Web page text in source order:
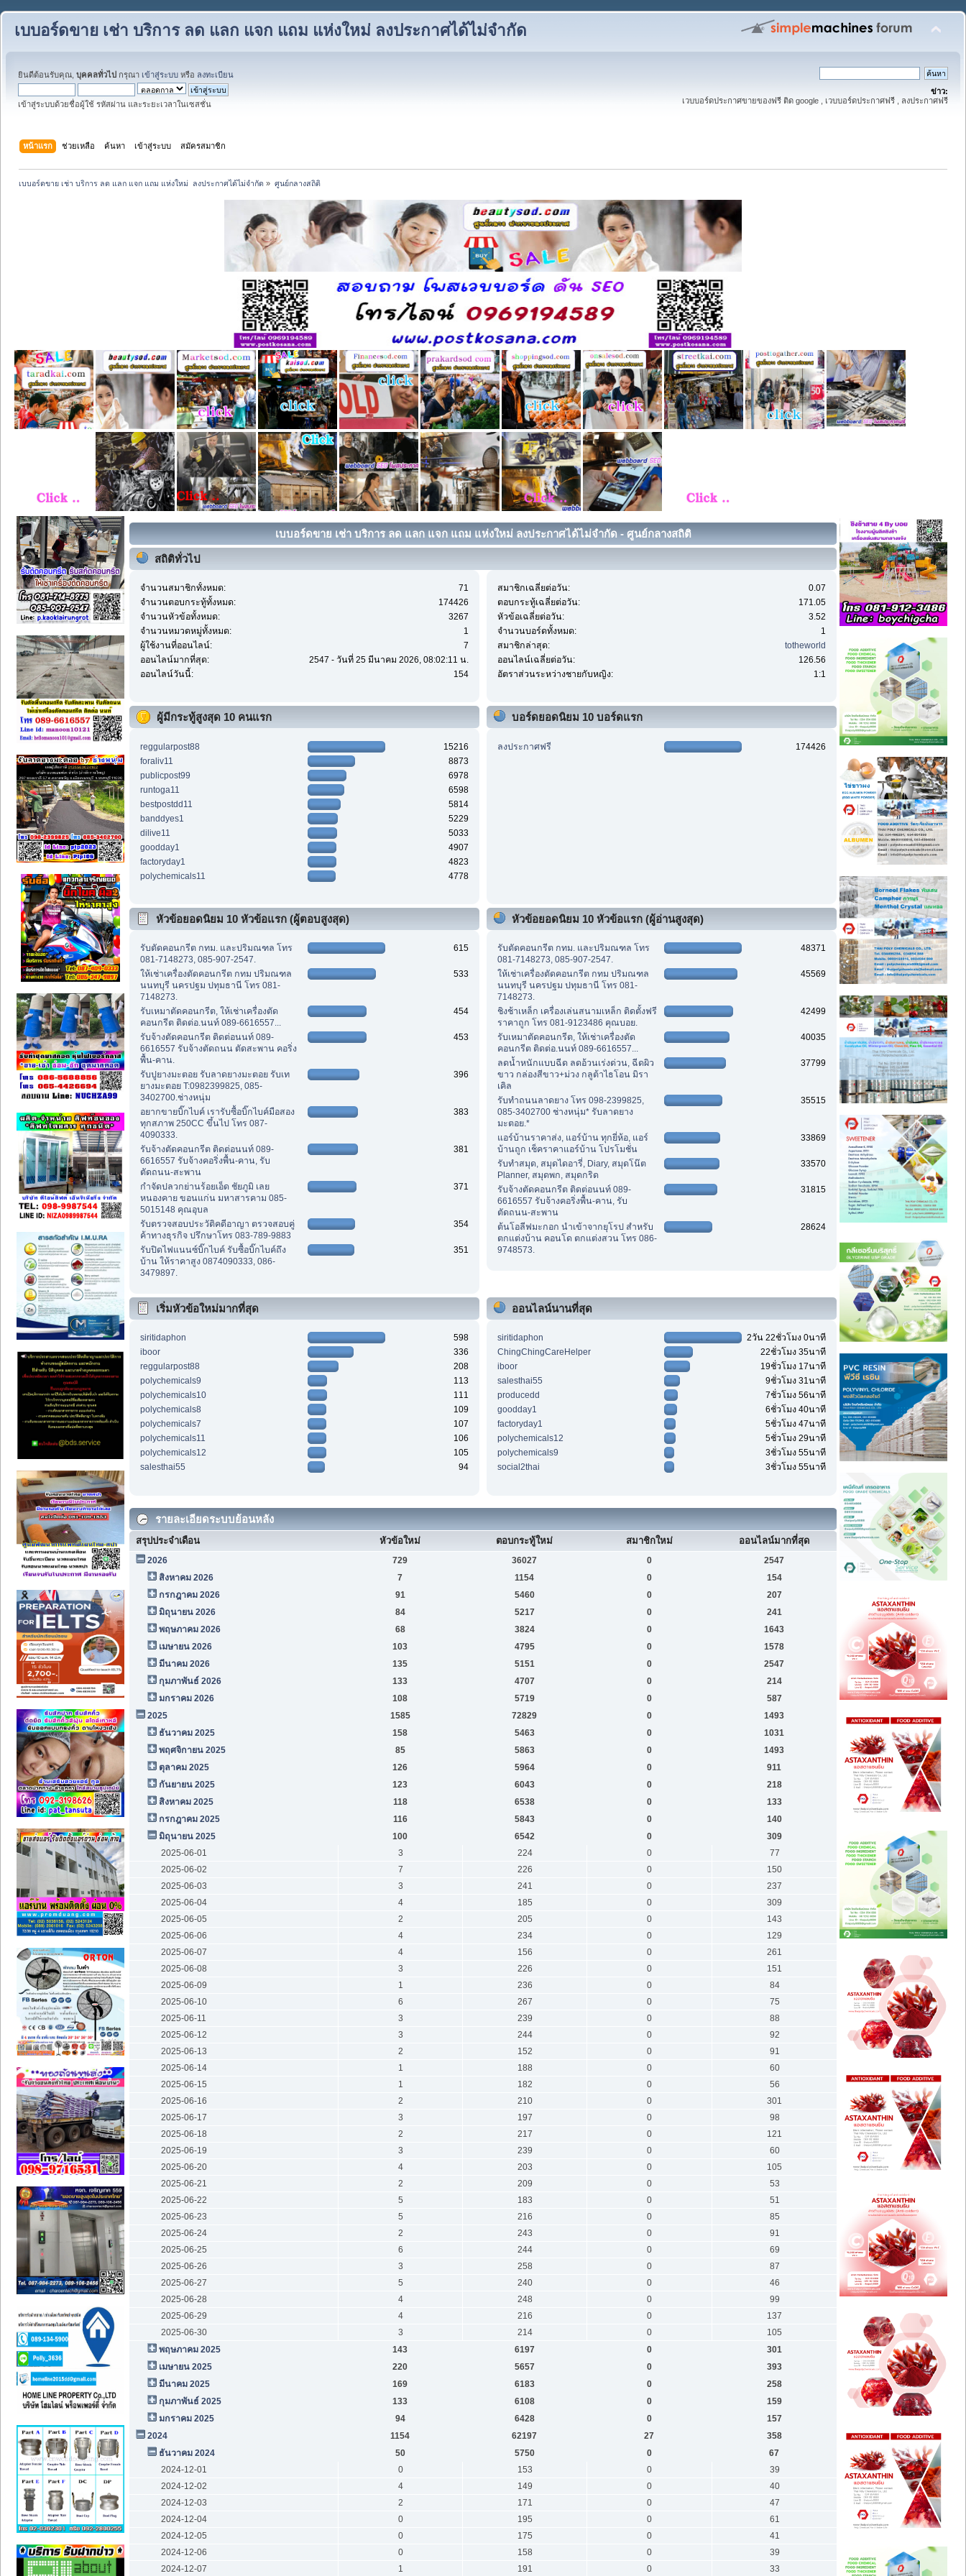
เบบอร์ดขาย เช่า บริการ ลด แลก แจก แถม แห่งใหม่ ลงประกาศได้ไม่จำกัด
ยินดีต้อนรับคุณ, บุคคลทั่วไป กรุณา เข้าสู่ระบบ หรือ ลงทะเบียน
เข้าสู่ระบบด้วยชื่อผู้ใช้ รหัสผ่าน และระยะเวลาในเซสชั่น
ข่าว:
เวบบอร์ดประกาศขายของฟรี ติด google , เวบบอร์ดประกาศฟรี , ลงประกาศฟรี
หน้าแรก ช่วยเหลือ ค้นหา เข้าสู่ระบบ สมัครสมาชิก
เบบอร์ดขาย เช่า บริการ ลด แลก แจก แถม แห่งใหม่  ลงประกาศได้ไม่จำกัด » ศูนย์กลางสถิติ
เบบอร์ดขาย เช่า บริการ ลด แลก แจก แถม แห่งใหม่ ลงประกาศได้ไม่จำกัด - ศูนย์กลางสถิติ
สถิติทั่วไป
จำนวนสมาชิกทั้งหมด:
71
จำนวนตอบกระทู้ทั้งหมด:
174426
จำนวนหัวข้อทั้งหมด:
3267
จำนวนหมวดหมู่ทั้งหมด:
1
ผู้ใช้งานที่ออนไลน์:
7
ออนไลน์มากที่สุด:
2547 - วันที่ 25 มีนาคม 2026, 08:02:11 น.
ออนไลน์วันนี้:
154
สมาชิกเฉลี่ยต่อวัน:
0.07
ตอบกระทู้เฉลี่ยต่อวัน:
171.05
หัวข้อเฉลี่ยต่อวัน:
3.52
จำนวนบอร์ดทั้งหมด:
1
สมาชิกล่าสุด:
totheworld
ออนไลน์เฉลี่ยต่อวัน:
126.56
อัตราส่วนระหว่างชายกับหญิง:
1:1
ผู้มีกระทู้สูงสุด 10 คนแรก
reggularpost88
15216
foraliv11
8873
publicpost99
6978
runtoga11
6598
bestpostdd11
5814
banddyes1
5229
dilive11
5033
goodday1
4907
factoryday1
4823
polychemicals11
4778
บอร์ดยอดนิยม 10 บอร์ดแรก
ลงประกาศฟรี 174426
หัวข้อยอดนิยม 10 หัวข้อแรก (ผู้ตอบสูงสุด)
รับตัดคอนกรีต กทม. และปริมณฑล โทร
081-7148273, 085-907-2547.
615
ให้เช่าเครื่องตัดคอนกรีต กทม ปริมณฑล
นนทบุรี นครปฐม ปทุมธานี โทร 081-
7148273.
533
รับเหมาตัดคอนกรีต, ให้เช่าเครื่องตัด
คอนกรีต ติดต่อ.นนท์ 089-6616557...
454
รับจ้างตัดคอนกรีต ติดต่อนนท์ 089-
6616557 รับจ้างตัดถนน ตัดสะพาน คอริ่ง
พื้น-คาน.
453
รับปูยางมะตอย รับลาดยางมะตอย รับเท
ยางมะตอย T:0982399825, 085-
3402700.ช่างหนุ่ม
396
อยากขายบิ๊กไบค์ เรารับซื้อบิ๊กไบค์มือสอง
ทุกสภาพ 250CC ขึ้นไป โทร 087-
4090333.
383
รับจ้างตัดคอนกรีต ติดต่อนนท์ 089-
6616557 รับจ้างคอริ่งพื้น-คาน, รับ
ตัดถนน-สะพาน
381
กำจัดปลวกย่านร้อยเอ็ด ชัยภูมิ เลย
หนองคาย ขอนแก่น มหาสารคาม 085-
5015148 คุณอุบล
371
รับตรวจสอบประวัติคดีอาญา ตรวจสอบคู่
ค้าทางธุรกิจ ปรึกษาโทร 083-789-9883
354
รับปิดไฟแนนซ์บิ๊กไบค์ รับซื้อบิ๊กไบค์ถึง
บ้าน ให้ราคาสูง 0874090333, 086-
3479897.
351
หัวข้อยอดนิยม 10 หัวข้อแรก (ผู้อ่านสูงสุด)
รับตัดคอนกรีต กทม. และปริมณฑล โทร
081-7148273, 085-907-2547.
48371
ให้เช่าเครื่องตัดคอนกรีต กทม ปริมณฑล
นนทบุรี นครปฐม ปทุมธานี โทร 081-
7148273.
45569
ชิงช้าเหล็ก เครื่องเล่นสนามเหล็ก ติดตั้งฟรี
ราคาถูก โทร 081-9123486 คุณบอย.
42499
รับเหมาตัดคอนกรีต, ให้เช่าเครื่องตัด
คอนกรีต ติดต่อ.นนท์ 089-6616557...
40035
ลดน้ำหนักแบบฉีด ลดอ้วนเร่งด่วน, ฉีดผิว
ขาว กล่องสีขาว+ม่วง กลูต้าไธโอน มิรา
เคิล
37799
รับทำถนนลาดยาง โทร 098-2399825,
085-3402700 ช่างหนุ่ม* รับลาดยาง
มะตอย.*
35515
แอร์บ้านราคาส่ง, แอร์บ้าน ทุกยี่ห้อ, แอร์
บ้านถูก เช็คราคาแอร์บ้าน โปรโมชั่น
33869
รับทำสมุด, สมุดไดอารี่, Diary, สมุดโน๊ต
Planner, สมุดพก, สมุดกริด
33570
รับจ้างตัดคอนกรีต ติดต่อนนท์ 089-
6616557 รับจ้างคอริ่งพื้น-คาน, รับ
ตัดถนน-สะพาน
31815
ต้นโอลีฟมะกอก นำเข้าจากยุโรป สำหรับ
ตกแต่งบ้าน คอนโด ตกแต่งสวน โทร 086-
9748573.
28624
เริ่มหัวข้อใหม่มากที่สุด
siritidaphon
598
iboor
336
reggularpost88
208
polychemicals9
113
polychemicals10
111
polychemicals8
109
polychemicals7
107
polychemicals11
106
polychemicals12
105
salesthai55
94
ออนไลน์นานที่สุด
siritidaphon
2วัน 22ชั่วโมง 0นาที
ChingChingCareHelper
22ชั่วโมง 35นาที
iboor
19ชั่วโมง 17นาที
salesthai55
9ชั่วโมง 31นาที
producedd
7ชั่วโมง 56นาที
goodday1
6ชั่วโมง 40นาที
factoryday1
5ชั่วโมง 47นาที
polychemicals12
5ชั่วโมง 29นาที
polychemicals9
3ชั่วโมง 55นาที
social2thai
3ชั่วโมง 55นาที
รายละเอียดระบบย้อนหลัง
สรุปประจำเดือน หัวข้อใหม่ ตอบกระทู้ใหม่ สมาชิกใหม่ ออนไลน์มากที่สุด
2026 729 36027 0
2547
สิงหาคม 2026
7 1154 0
154
กรกฎาคม 2026
91 5460 0
207
มิถุนายน 2026
84 5217 0
241
พฤษภาคม 2026
68 3824 0
1643
เมษายน 2026
103 4795 0
1578
มีนาคม 2026
135 5151 0
2547
กุมภาพันธ์ 2026
133 4707 0
214
มกราคม 2026
108 5719 0
587
2025
1585 72829 0
1493
ธันวาคม 2025
158 5463 0
1031
พฤศจิกายน 2025
85 5863 0
1493
ตุลาคม 2025
126 5964 0
911
กันยายน 2025
123 6043 0
218
สิงหาคม 2025
118 6538 0
133
กรกฎาคม 2025
116 5843 0
140
มิถุนายน 2025
100 6542 0
309
2025-06-01
3 224 0
77
2025-06-02
7 226 0
150
2025-06-03
3 241 0
237
2025-06-04
4 185 0
309
2025-06-05
2 205 0
143
2025-06-06
4 234 0
129
2025-06-07
4 156 0
261
2025-06-08
3 226 0
151
2025-06-09
1 236 0
84
2025-06-10
6 267 0
75
2025-06-11
3 239 0
88
2025-06-12
3 244 0
92
2025-06-13
2 152 0
91
2025-06-14
1 188 0
60
2025-06-15
1 182 0
56
2025-06-16
2 210 0
301
2025-06-17
3 197 0
98
2025-06-18
2 217 0
121
2025-06-19
3 239 0
60
2025-06-20
4 203 0
105
2025-06-21
2 209 0
53
2025-06-22
5 183 0
51
2025-06-23
5 216 0
85
2025-06-24
2 243 0
91
2025-06-25
6 244 0
69
2025-06-26
3 258 0
87
2025-06-27
5 240 0
46
2025-06-28
4 248 0
99
2025-06-29
4 216 0
137
2025-06-30
3 214 0
105
พฤษภาคม 2025
143 6197 0
301
เมษายน 2025
220 5657 0
393
มีนาคม 2025
169 6183 0
258
กุมภาพันธ์ 2025
133 6108 0
159
มกราคม 2025
94 6428 0
157
2024
1154 62197 27
358
ธันวาคม 2024
50 5750 0
67
2024-12-01
0 153 0
39
2024-12-02
4 149 0
40
2024-12-03
2 171 0
47
2024-12-04
0 195 0
61
2024-12-05
0 175 0
41
2024-12-06
0 158 0
39
2024-12-07
1 191 0 33